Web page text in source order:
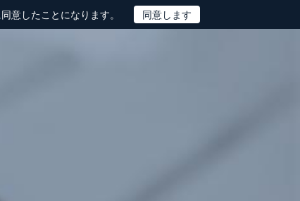
意したことになります。